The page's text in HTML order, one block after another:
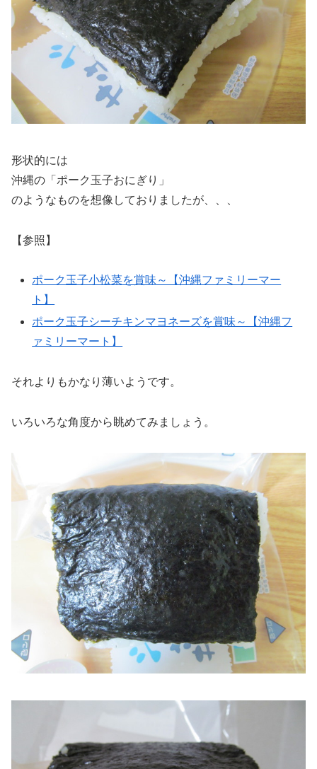
形状的には
沖縄の「ポーク玉子おにぎり」
のようなものを想像しておりましたが、、、
【参照】
ポーク玉子小松菜を賞味～【沖縄ファミリーマー
ト】
ポーク玉子シーチキンマヨネーズを賞味～【沖縄フ
ァミリーマート】
それよりもかなり薄いようです。
いろいろな角度から眺めてみましょう。